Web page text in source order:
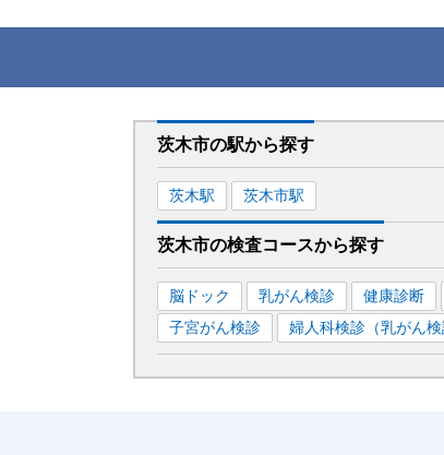
茨木市の駅から探す
茨木駅 茨木市駅
茨木市の検査コースから探す
脳ドック 乳がん検診 健康診断
子宮がん検診
婦人科検診（乳がん検